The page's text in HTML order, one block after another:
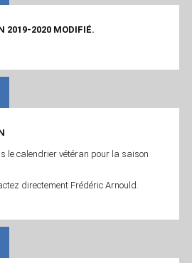
2019-2020 MODIFIÉ.
le calendrier vétéran pour la saison
directement Frédéric Arnould.